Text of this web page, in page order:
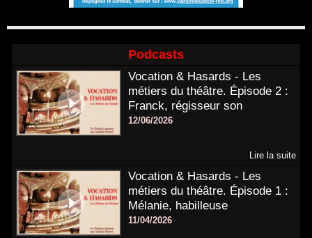
Podcasts
Vocation & Hasards - Les
métiers du théâtre. Épisode 2 :
Franck, régisseur son
12/06/2026
Lire la suite
Vocation & Hasards - Les
métiers du théâtre. Épisode 1 :
Mélanie, habilleuse
11/04/2026